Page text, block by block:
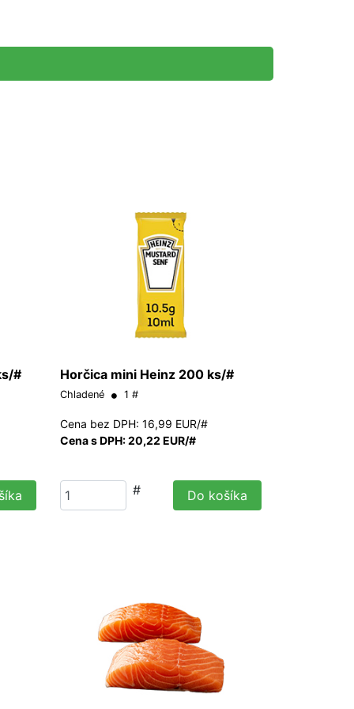
# Horčica mini Heinz 200 ks/#
Chladené 1 #
Cena bez DPH: 16,99 EUR/#
Cena s DPH: 20,22 EUR/#
# Do košíka